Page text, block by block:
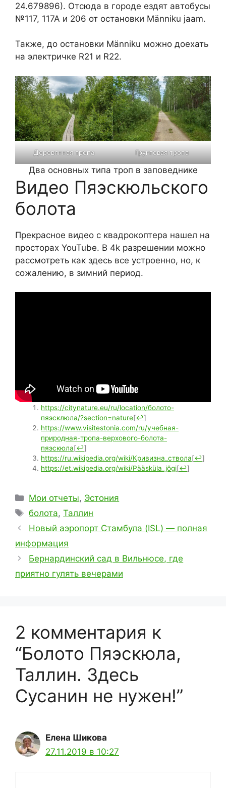
24.679896). Отсюда в городе ездят автобусы
№117, 117А и 206 от остановки Männiku jaam.
Также, до остановки Männiku можно доехать
на электричке R21 и R22.
Деревянная тропа Грунтовая тропа
Два основных типа троп в заповеднике
Видео Пяэскюльского
болота
Прекрасное видео с квадрокоптера нашел на
просторах YouTube. В 4k разрешении можно
рассмотреть как здесь все устроенно, но, к
сожалению, в зимний период.
https://citynature.eu/ru/location/болото-
пяэсклюла/?section=nature[↩]
https://www.visitestonia.com/ru/учебная-
природная-тропа-верхового-болота-
пяэскюла[↩]
https://ru.wikipedia.org/wiki/Кривизна_ствола[↩]
https://et.wikipedia.org/wiki/Pääsküla_jõgi[↩]
Рубрики
Мои отчеты, Эстония
Метки
болота,Таллин
Новый аэропорт Стамбула (ISL) — полная
информация
Бернардинский сад в Вильнюсе, где
приятно гулять вечерами
2 комментария к
“Болото Пяэскюла,
Таллин. Здесь
Сусанин не нужен!”
Елена Шикова
27.11.2019 в 10:27